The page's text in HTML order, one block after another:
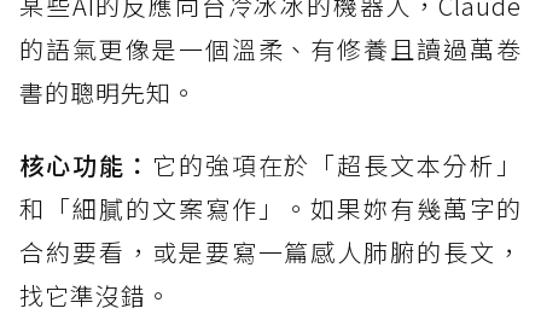
的語氣更像是一個溫柔、有修養且讀過萬卷
書的聰明先知。
核心功能： 它的強項在於「超長文本分析」
和「細膩的文案寫作」。如果妳有幾萬字的
合約要看，或是要寫一篇感人肺腑的長文，
找它準沒錯。